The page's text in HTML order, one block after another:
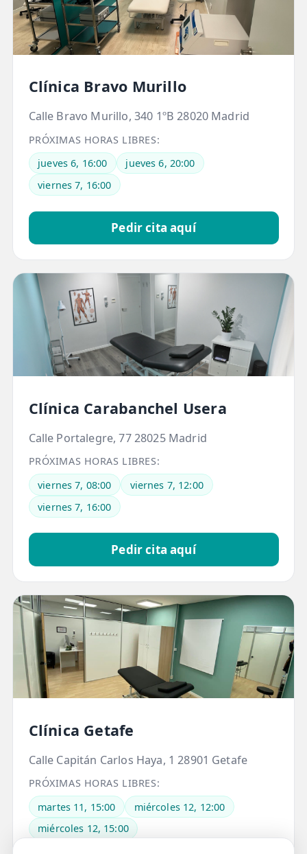
✅ Ondas de Choque
✅ EPTE - EPI
✨ Fisioestética
✨ Radiofrecuencia INDIBA
✨ Drenaje Linfático Manual
✨ Presoterapia
✨ Cicatrices y Estrías
LESIONES
FRECUENTES
Rotura Fibrilar
Dolor de Cabeza
Trocanteritis
Hernia Discal
Fascitis Plantar
Lumbalgia
Ciática
Bursitis de Hombro
Síndrome Piramidal
Clínica Bravo Murillo
Calle Bravo Murillo, 340 1ºB 28020 Madrid
PRÓXIMAS HORAS LIBRES:
jueves 6, 16:00
jueves 6, 20:00
viernes 7, 16:00
Pedir cita aquí
Clínica Carabanchel Usera
Calle Portalegre, 77 28025 Madrid
PRÓXIMAS HORAS LIBRES:
viernes 7, 08:00
viernes 7, 12:00
viernes 7, 16:00
Pedir cita aquí
Clínica Getafe
Calle Capitán Carlos Haya, 1 28901 Getafe
PRÓXIMAS HORAS LIBRES:
martes 11, 15:00
miércoles 12, 12:00
miércoles 12, 15:00